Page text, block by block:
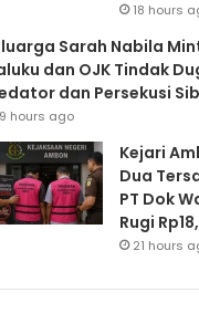
18 hours
Sarah Nabila
dan OJK Tindak
dan Persekusi
hours ago
Kejari
Dua
PT Dok
Rugi
21 hours